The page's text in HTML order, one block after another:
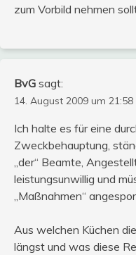
zum Vorbild nehmen
BvG sagt:
14. August 2009 um 21:58
Ich halte es für eine
Zweckbehauptung,
„der“ Beamte,
leistungsunwillig und
„Maßnahmen“
Aus welchen Küchen
längst und was diese